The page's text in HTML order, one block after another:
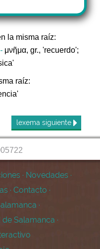
la misma raíz:
μνῆμα, gr., 'recuerdo';
raíz:
lexema siguiente
· Novedades ·
· Contacto ·
·
Salamanca ·